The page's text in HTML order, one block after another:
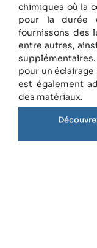
chimiques où la
pour la durée
fournissons des
entre autres,
pour un
est également
des matériaux.